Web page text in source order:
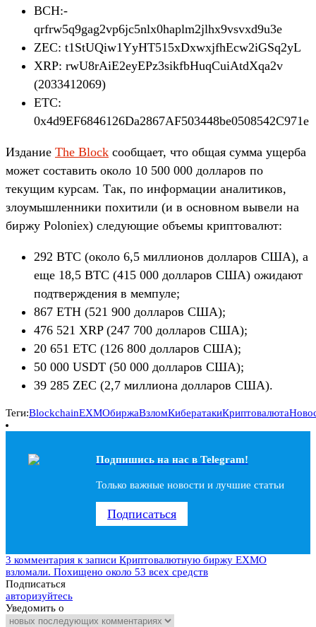
BCH:-
qrfrw5q9gag2vp6jc5nlx0haplm2jlhx9vsvxd9u3e
ZEC: t1StUQiw1YyHT515xDxwxjfhEcw2iGSq2yL
XRP: rwU8rAiE2eyEPz3sikfbHuqCuiAtdXqa2v
(2033412069)
ETC:
0x4d9EF6846126Da2867AF503448be0508542C971e
Издание The Block сообщает, что общая сумма ущерба
может составить около 10 500 000 долларов по
текущим курсам. Так, по информации аналитиков,
злоумышленники похитили (и в основном вывели на
биржу Poloniex) следующие объемы криптовалют:
292 BTC (около 6,5 миллионов долларов США), а
еще 18,5 BTC (415 000 долларов США) ожидают
подтверждения в мемпуле;
867 ETH (521 900 долларов США);
476 521 XRP (247 700 долларов США);
20 651 ETC (126 800 долларов США);
50 000 USDT (50 000 долларов США);
39 285 ZEC (2,7 миллиона долларов США).
Теги:BlockchainEXMOбиржаВзломКибератакиКриптовалюта
Подпишись на наc в Telegram!
Только важные новости и лучшие статьи
Подписаться
3 комментария к записи Криптовалютную биржу EXMO
взломали. Похищено около 53 всех средств
Подписаться
авторизуйтесь
Уведомить о